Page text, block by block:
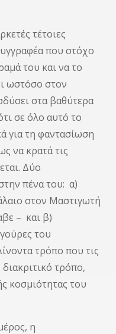
τέτοιες
που στόχο
του και να το
ωστόσο στον
στα βαθύτερα
σε όλο αυτό το
για τη φαντασίωση
να κρατά τις
Δύο
πένα του: α)
στον Μαστιγωτή
– και β)
του
τρόπο που τις
τρόπο,
κοσμιότητας του
η